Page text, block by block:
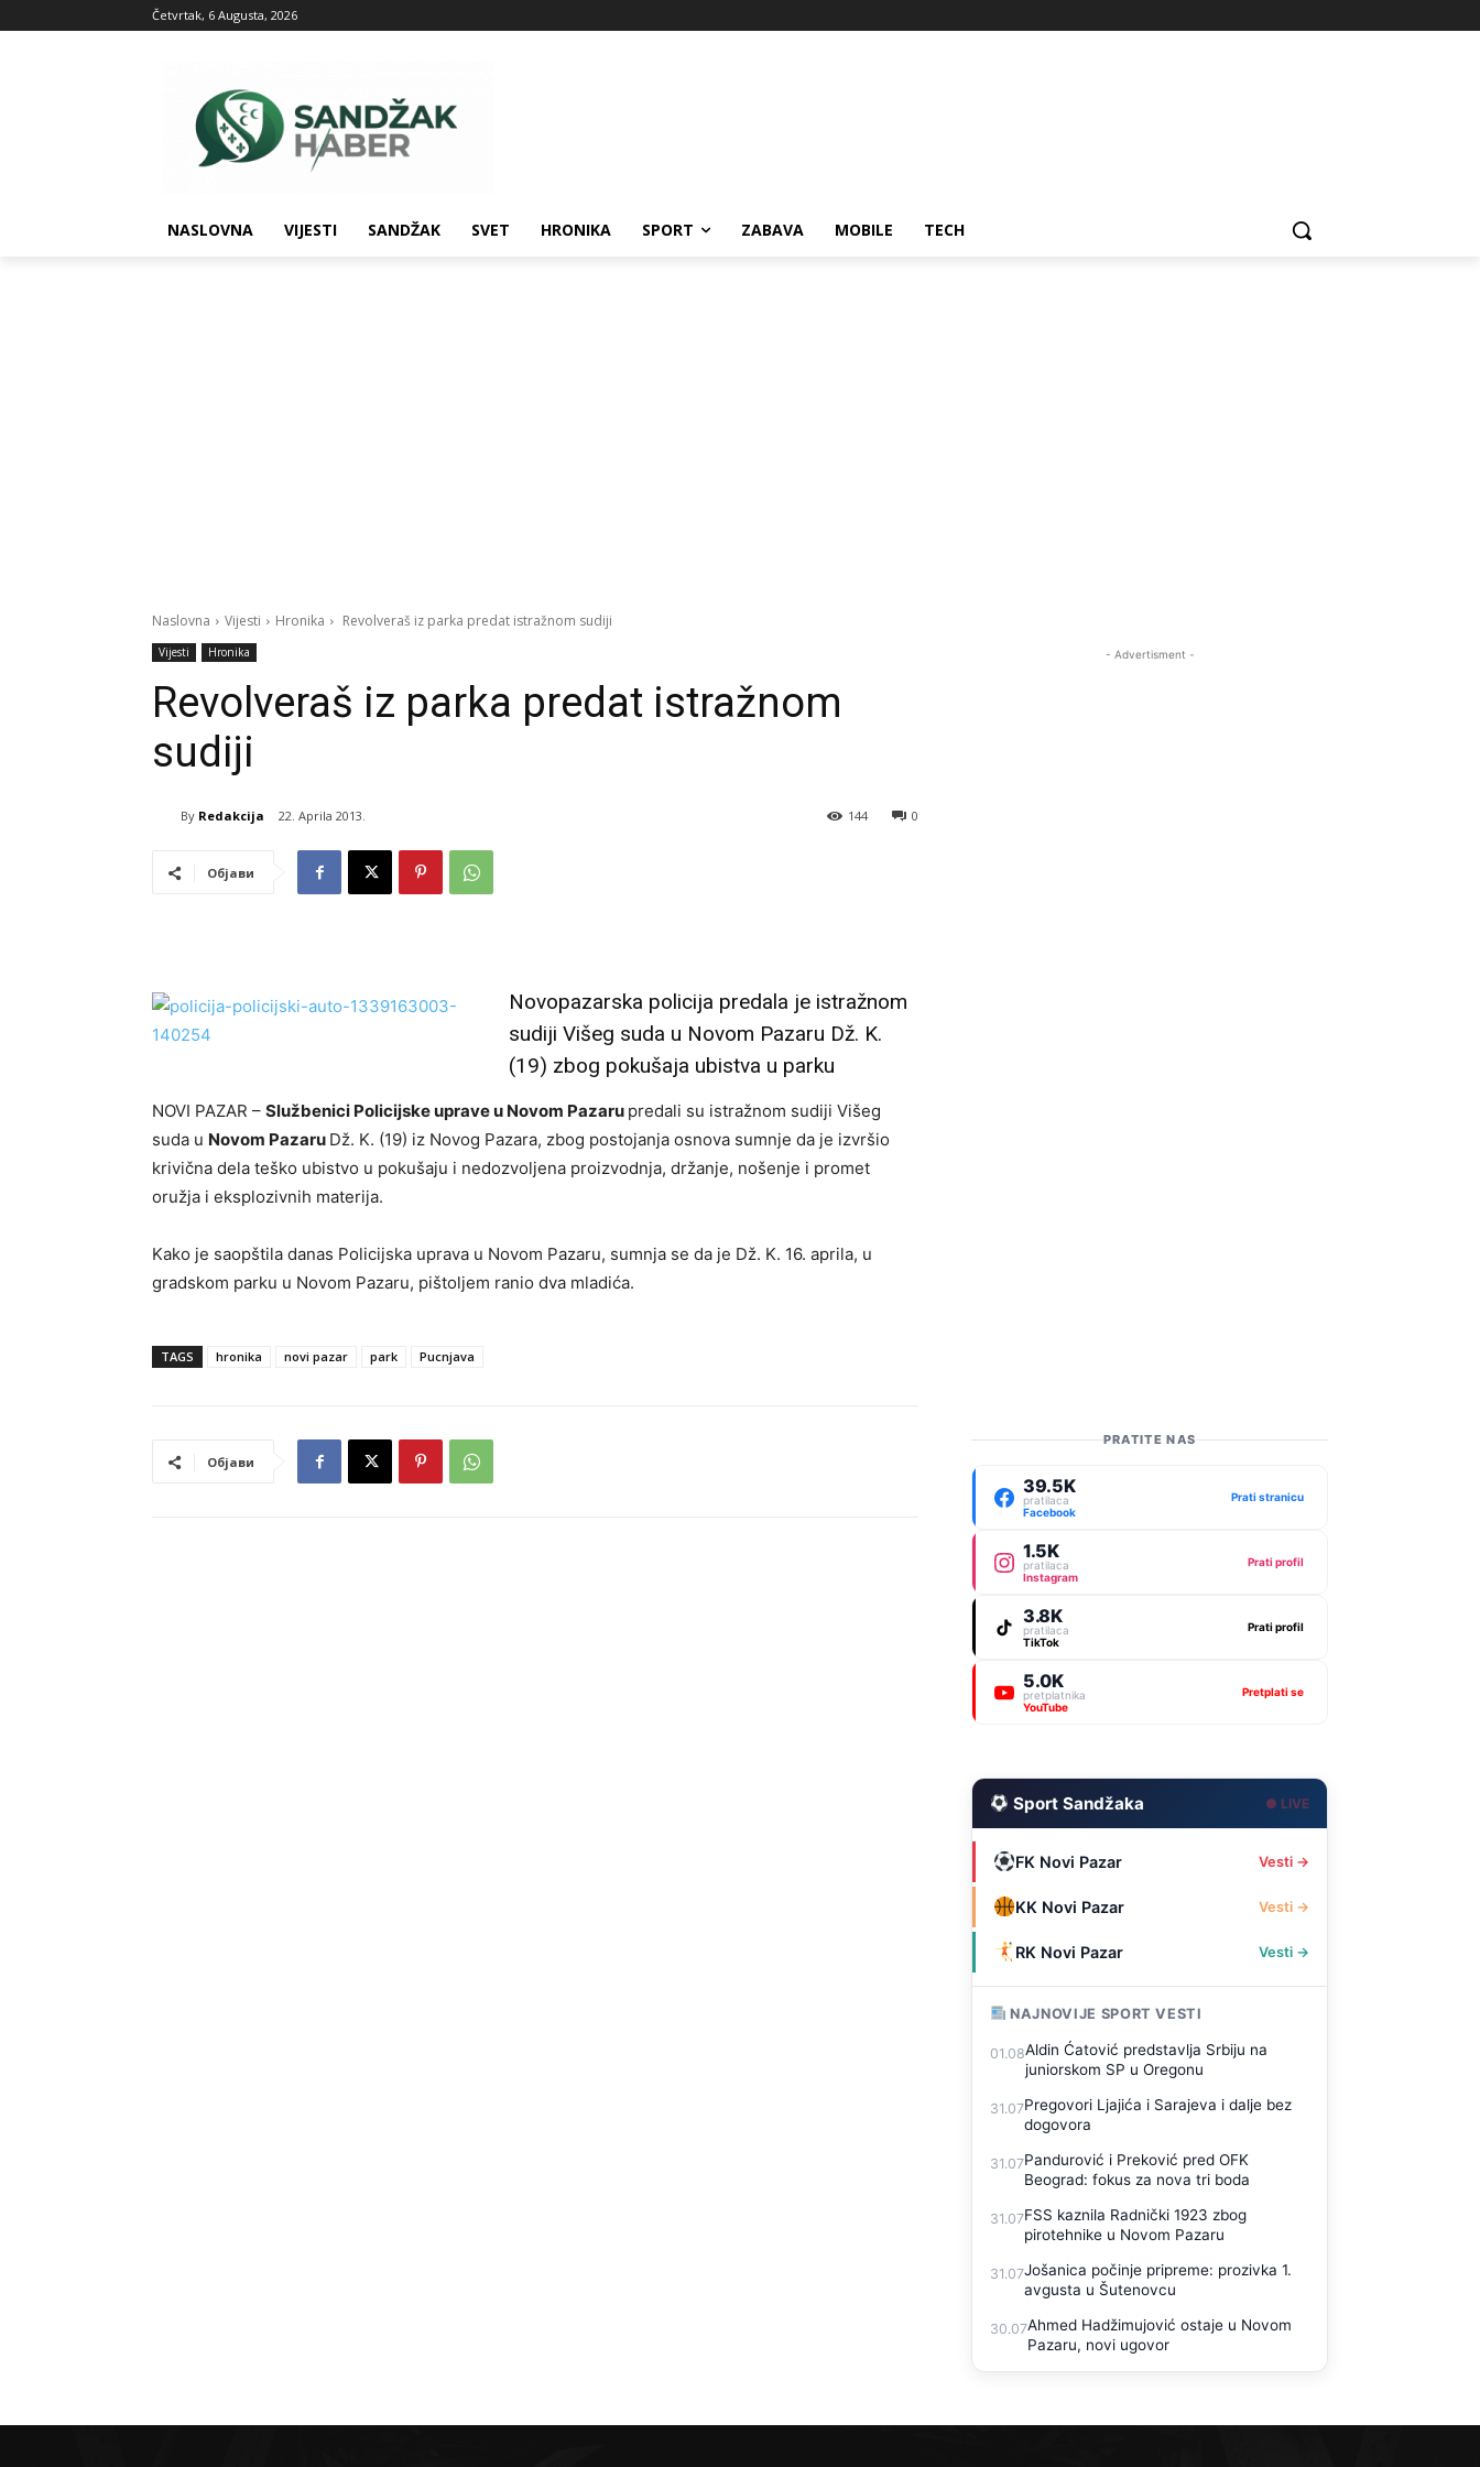
Četvrtak, 6 Augusta, 2026
NASLOVNA VIJESTI SANDŽAK SVET HRONIKA SPORT ZABAVA MOBILE TECH
Naslovna Vijesti Hronika Revolveraš iz parka predat istražnom sudiji
Vijesti Hronika
Revolveraš iz parka predat istražnom
sudiji
By Redakcija 22. Aprila 2013. 0
144
Објави
Novopazarska policija predala je istražnom
sudiji Višeg suda u Novom Pazaru Dž. K.
(19) zbog pokušaja ubistva u parku
NOVI PAZAR – Službenici Policijske uprave u Novom Pazaru predali su istražnom sudiji Višeg
suda u Novom Pazaru Dž. K. (19) iz Novog Pazara, zbog postojanja osnova sumnje da je izvršio
krivična dela teško ubistvo u pokušaju i nedozvoljena proizvodnja, držanje, nošenje i promet
oružja i eksplozivnih materija.
Kako je saopštila danas Policijska uprava u Novom Pazaru, sumnja se da je Dž. K. 16. aprila, u
gradskom parku u Novom Pazaru, pištoljem ranio dva mladića.
TAGS hronika novi pazar park Pucnjava
Објави
- Advertisment -
PRATITE NAS
39.5K
pratilaca
Facebook
Prati stranicu
1.5K
pratilaca
Instagram
Prati profil
3.8K
pratilaca
TikTok
Prati profil
5.0K
pretplatnika
YouTube
Pretplati se
Sport Sandžaka ● LIVE
FK Novi Pazar Vesti →
KK Novi Pazar Vesti →
RK Novi Pazar Vesti →
NAJNOVIJE SPORT VESTI
01.08Aldin Ćatović predstavlja Srbiju na
juniorskom SP u Oregonu
31.07Pregovori Ljajića i Sarajeva i dalje bez
dogovora
31.07Pandurović i Preković pred OFK
Beograd: fokus za nova tri boda
31.07FSS kaznila Radnički 1923 zbog
pirotehnike u Novom Pazaru
31.07Jošanica počinje pripreme: prozivka 1.
avgusta u Šutenovcu
30.07Ahmed Hadžimujović ostaje u Novom
Pazaru, novi ugovor